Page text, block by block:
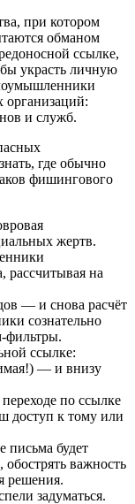
при котором
обманом
ссылке,
украсть личную
организаций:
и служб.
где обычно
фишингового
жертв.
рассчитывая на
— и снова расчёт
сознательно
фильтры.
ссылке:
— и внизу
по ссылке
доступ к тому или
письма будет
важность
решения.
задуматься.